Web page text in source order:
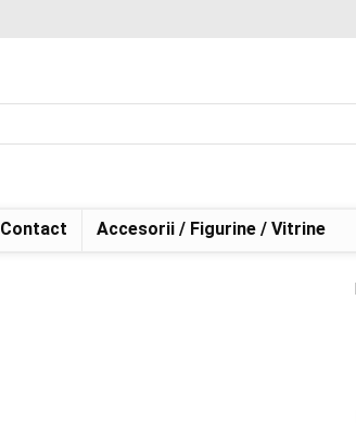
Contact Accesorii / Figurine / Vitrine